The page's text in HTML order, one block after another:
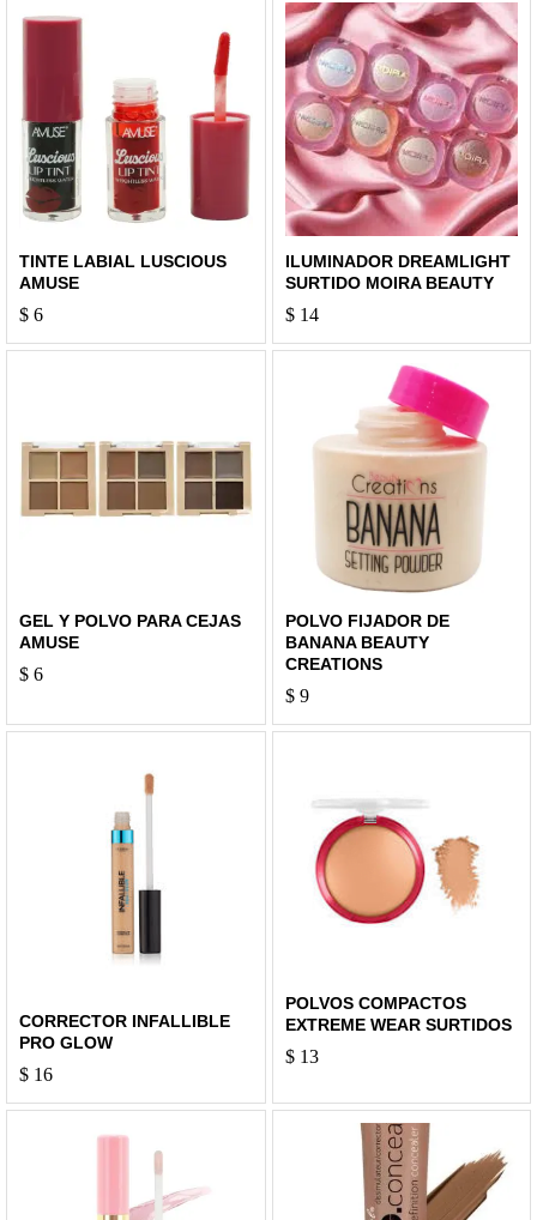
TINTE LABIAL LUSCIOUS
AMUSE
$ 6
ILUMINADOR DREAMLIGHT
SURTIDO MOIRA BEAUTY
$14
GEL Y POLVO PARA CEJAS
AMUSE
$ 6
POLVO FIJADOR DE
BANANA BEAUTY
CREATIONS
$9
CORRECTOR INFALLIBLE
PRO GLOW
$ 16
POLVOS COMPACTOS
EXTREME WEAR SURTIDOS
$13